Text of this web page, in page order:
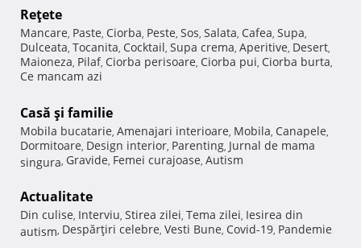
Reţete
Mancare, Paste, Ciorba, Peste, Sos, Salata, Cafea, Supa,
Dulceata, Tocanita, Cocktail, Supa crema, Aperitive, Desert,
Maioneza, Pilaf, Ciorba perisoare, Ciorba pui, Ciorba burta,
Ce mancam azi
Casă şi familie
Mobila bucatarie, Amenajari interioare, Mobila, Canapele,
Dormitoare, Design interior, Parenting, Jurnal de mama
singura, Gravide, Femei curajoase, Autism
Actualitate
Din culise, Interviu, Stirea zilei, Tema zilei, Iesirea din
autism, Despărţiri celebre, Vesti Bune, Covid-19, Pandemie